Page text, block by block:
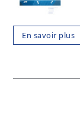
En savoir plus